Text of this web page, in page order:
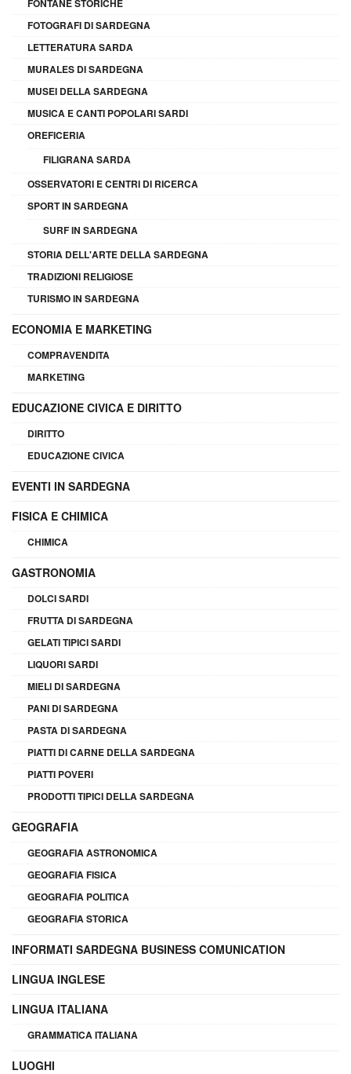
FONTANE STORICHE
FOTOGRAFI DI SARDEGNA
LETTERATURA SARDA
MURALES DI SARDEGNA
MUSEI DELLA SARDEGNA
MUSICA E CANTI POPOLARI SARDI
OREFICERIA
FILIGRANA SARDA
OSSERVATORI E CENTRI DI RICERCA
SPORT IN SARDEGNA
SURF IN SARDEGNA
STORIA DELL'ARTE DELLA SARDEGNA
TRADIZIONI RELIGIOSE
TURISMO IN SARDEGNA
ECONOMIA E MARKETING
COMPRAVENDITA
MARKETING
EDUCAZIONE CIVICA E DIRITTO
DIRITTO
EDUCAZIONE CIVICA
EVENTI IN SARDEGNA
FISICA E CHIMICA
CHIMICA
GASTRONOMIA
DOLCI SARDI
FRUTTA DI SARDEGNA
GELATI TIPICI SARDI
LIQUORI SARDI
MIELI DI SARDEGNA
PANI DI SARDEGNA
PASTA DI SARDEGNA
PIATTI DI CARNE DELLA SARDEGNA
PIATTI POVERI
PRODOTTI TIPICI DELLA SARDEGNA
GEOGRAFIA
GEOGRAFIA ASTRONOMICA
GEOGRAFIA FISICA
GEOGRAFIA POLITICA
GEOGRAFIA STORICA
INFORMATI SARDEGNA BUSINESS COMUNICATION
LINGUA INGLESE
LINGUA ITALIANA
GRAMMATICA ITALIANA
LUOGHI